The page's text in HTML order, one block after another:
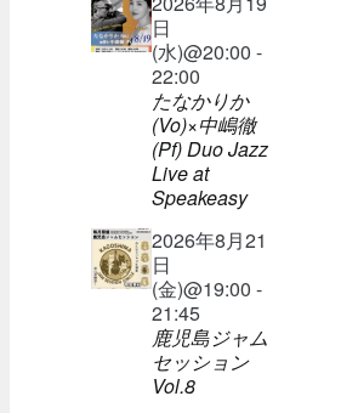
日
(水)@20:00 -
22:00
たなかりか
(Vo)×中嶋徹
(Pf) Duo Jazz
Live at
Speakeasy
2026年8月21
日
(金)@19:00 -
21:45
鹿児島ジャム
セッション
Vol.8